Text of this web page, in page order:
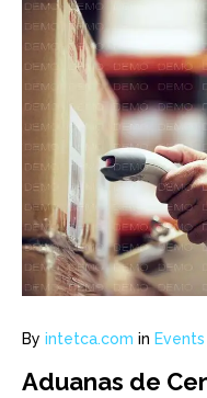
By intetca.com in Events
Aduanas de